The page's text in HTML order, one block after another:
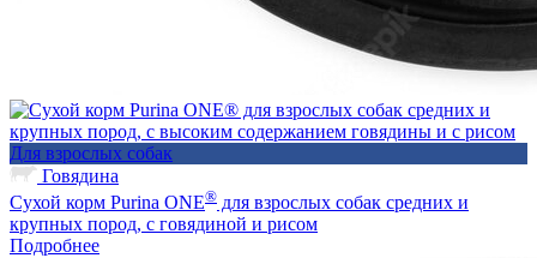
Для взрослых собак
Говядина
Сухой корм Purina ONE® для взрослых собак средних и
крупных пород, с говядиной и рисом
Подробнее